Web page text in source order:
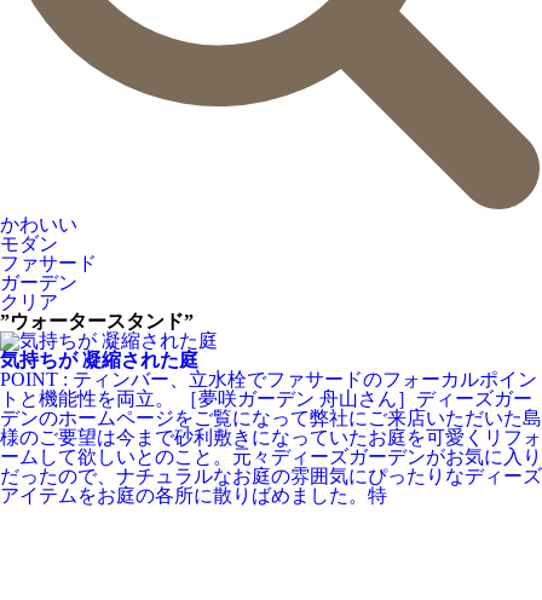
かわいい
モダン
ファサード
ガーデン
クリア
”ウォータースタンド”
気持ちが 凝縮された庭
POINT : ティンバー、立水栓でファサードのフォーカルポイン
トと機能性を両立。 ［夢咲ガーデン 舟山さん］ディーズガー
デンのホームページをご覧になって弊社にご来店いただいた島
様のご要望は今まで砂利敷きになっていたお庭を可愛くリフォ
ームして欲しいとのこと。元々ディーズガーデンがお気に入り
だったので、ナチュラルなお庭の雰囲気にぴったりなディーズ
アイテムをお庭の各所に散りばめました。特